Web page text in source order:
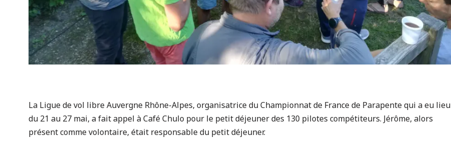
La Ligue de vol libre Auvergne Rhône-Alpes, organisatrice du Championnat de France de Parapente qui a eu lieu
du 21 au 27 mai, a fait appel à Café Chulo pour le petit déjeuner des 130 pilotes compétiteurs. Jérôme, alors
présent comme volontaire, était responsable du petit déjeuner.